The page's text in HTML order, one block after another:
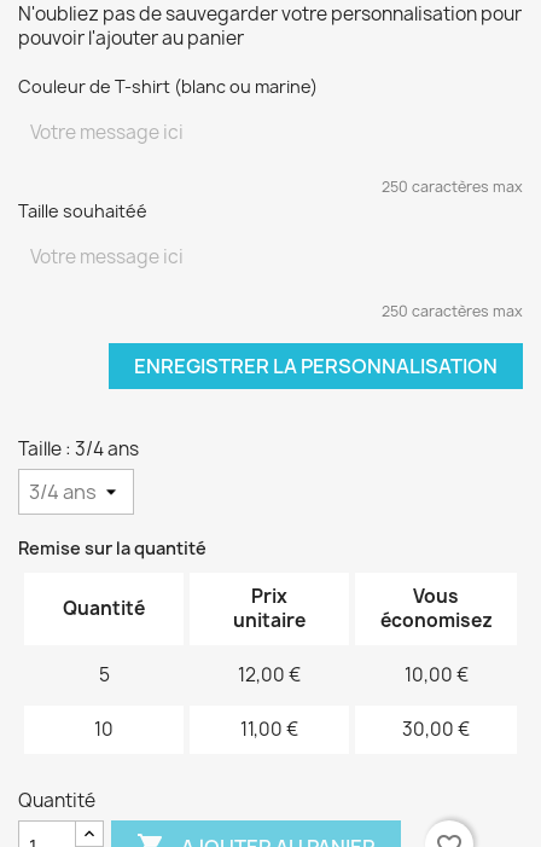
N'oubliez pas de sauvegarder votre personnalisation pour
pouvoir l'ajouter au panier
Couleur de T-shirt (blanc ou marine)
250 caractères max
Taille souhaitéé
250 caractères max
ENREGISTRER LA PERSONNALISATION
Taille : 3/4 ans
Remise sur la quantité
Quantité
Prix
unitaire
Vous
économisez
5 12,00 € 10,00 €
10 11,00 € 30,00 €
Quantité